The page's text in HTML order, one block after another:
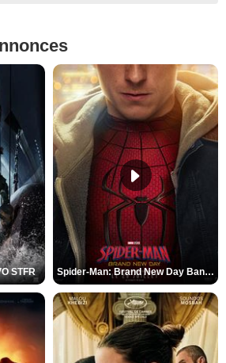
STFR Spider-Man: Brand New Day Bande-annonce VO STFR